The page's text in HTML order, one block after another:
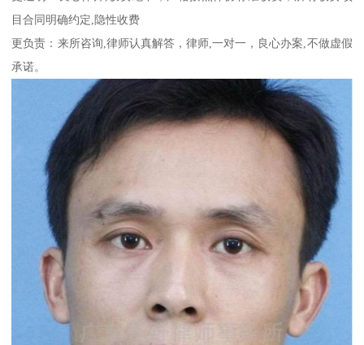
目合同明确约定,隐性收费
更负责：来所咨询,律师认真解答，律师,一对一，良心办案,不做虚假
承诺。